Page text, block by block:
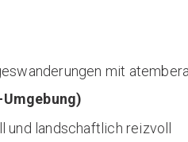
mit
und landschaftlich reizvoll